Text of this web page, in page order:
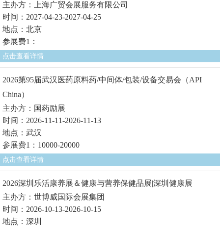
主办方：上海广贸会展服务有限公司
时间：2027-04-23-2027-04-25
地点：北京
参展费1：
点击查看详情
2026第95届武汉医药原料药/中间体/包装/设备交易会（API
China）
主办方：国药励展
时间：2026-11-11-2026-11-13
地点：武汉
参展费1：10000-20000
点击查看详情
2026深圳乐活康养展＆健康与营养保健品展|深圳健康展
主办方：世博威国际会展集团
时间：2026-10-13-2026-10-15
地点：深圳